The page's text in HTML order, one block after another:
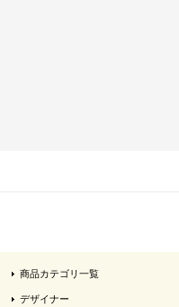
商品カテゴリ一覧
デザイナー